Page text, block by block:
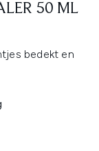
50 ML
bedekt en